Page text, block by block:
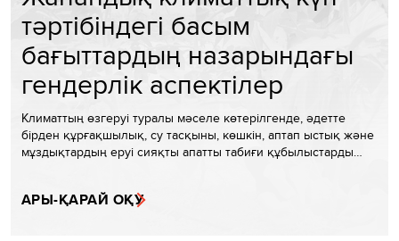
тәртібіндегі басым
бағыттардың назарындағы
гендерлік аспектілер
Климаттың өзгеруі туралы мәселе көтерілгенде, әдетте
бірден құрғақшылық, су тасқыны, көшкін, аптап ыстық және
мұздықтардың еруі сияқты апатты табиғи құбылыстарды…
АРЫ-ҚАРАЙ ОҚУ